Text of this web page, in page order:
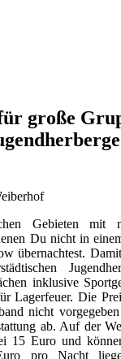
große
Gebieten mit
Du nicht in
übernachtest.
inklusive
Lagerfeuer. Die
nicht
ab. Auf der
15 Euro und
pro Nacht